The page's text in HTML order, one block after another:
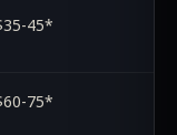
45*
75*